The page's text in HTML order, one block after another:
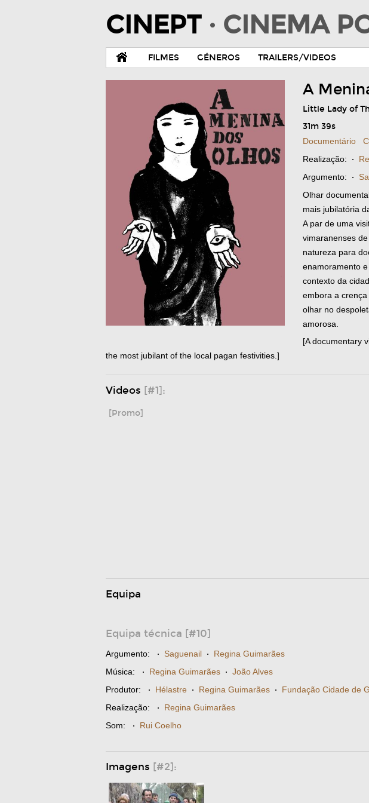
CINEPT · CINEMA
FILMES GÉNEROS TRAILERS/VIDEOS
A
Little Lady of
31m 39s
Documentário
Realização: ·
Argumento: ·
Olhar
mais jubilatória
A par de uma
vimaranenses
natureza para
enamoramento
contexto da
embora a
olhar no
amorosa.
[A documentary
the most jubilant of the local pagan festivities.]
Videos [#1]:
[Promo]
Equipa
Equipa técnica [#10]
Argumento: · Saguenail · Regina Guimarães
Música: · Regina Guimarães · João Alves
Produtor: · Hélastre · Regina Guimarães · Fundação Cidade de
Realização: · Regina Guimarães
Som: · Rui Coelho
Imagens [#2]: